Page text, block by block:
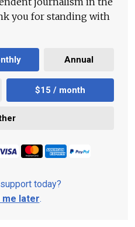
you for standing with
Annual
$15 / month
today?
me later.